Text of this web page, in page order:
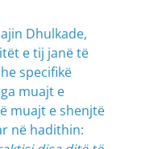
Dhulkade,
e tij janë të
specifikë
muajt e
muajt e shenjtë
në hadithin: